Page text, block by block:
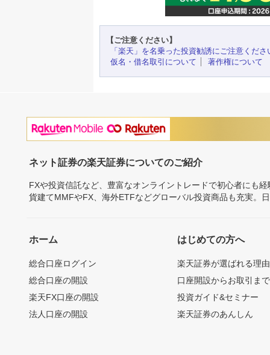
【ご注意ください】
「楽天」を名乗った投資勧誘にご注意くださ
仮名・借名取引について
著作権について
ネット証券の楽天証券についてのご紹介
FXや投資信託など、豊富なオンライントレードで初心者にも
貨建てMMFやFX、海外ETFなどグローバル投資商品も充実。
ホーム
総合口座ログイン
総合口座の開設
楽天FX口座の開設
法人口座の開設
はじめての方へ
楽天証券が選ばれる理由
口座開設からお取引ま
投資ガイド&セミナー
楽天証券のあんしん